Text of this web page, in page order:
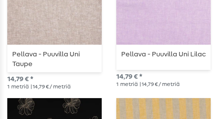
Pellava - Puuvilla Uni
Taupe
14,79 € *
1 metriä | 14,79 € / metriä
Pellava - Puuvilla Uni Lilac
14,79 € *
1 metriä | 14,79 € / metriä